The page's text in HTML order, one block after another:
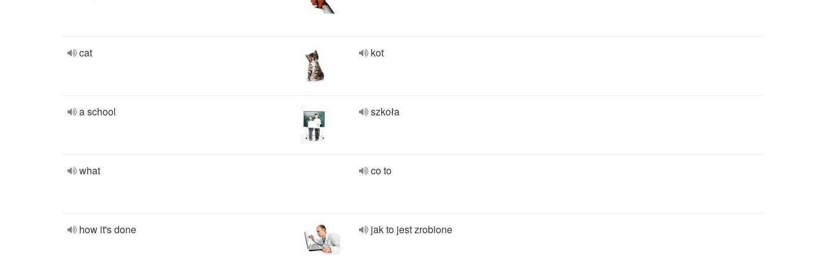
cat kot
a school szkoła
what co to
how it's done jak to jest zrobione